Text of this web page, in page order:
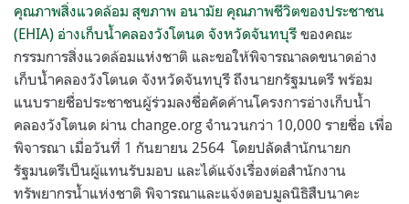
คุณภาพสิ่งแวดล้อม สุขภาพ อนามัย คุณภาพชีวิตของประชาชน
(EHIA) อ่างเก็บน้ำคลองวังโตนด จังหวัดจันทบุรี ของคณะ
กรรมการสิ่งแวดล้อมแห่งชาติ และขอให้พิจารณาลดขนาดอ่าง
เก็บน้ำคลองวังโตนด จังหวัดจันทบุรี ถึงนายกรัฐมนตรี พร้อม
แนบรายชื่อประชาชนผู้ร่วมลงชื่อคัดค้านโครงการอ่างเก็บน้ำ
คลองวังโตนด ผ่าน change.org จำนวนกว่า 10,000 รายชื่อ เพื่อ
พิจารณา เมื่อวันที่ 1 กันยายน 2564 โดยปลัดสำนักนายก
รัฐมนตรีเป็นผู้แทนรับมอบ และได้แจ้งเรื่องต่อสำนักงาน
ทรัพยากรน้ำแห่งชาติ พิจารณาและแจ้งตอบมูลนิธิสืบนาคะ